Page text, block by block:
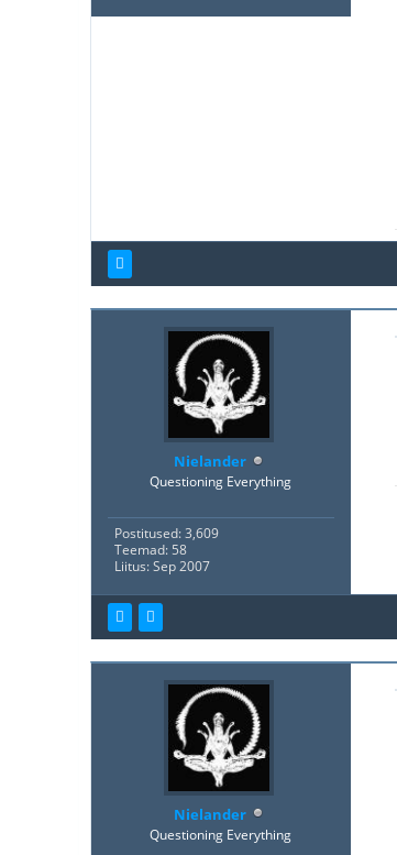
Nielander
Questioning Everything
Postitused: 3,609
Teemad: 58
Liitus: Sep 2007
Nielander
Questioning Everything